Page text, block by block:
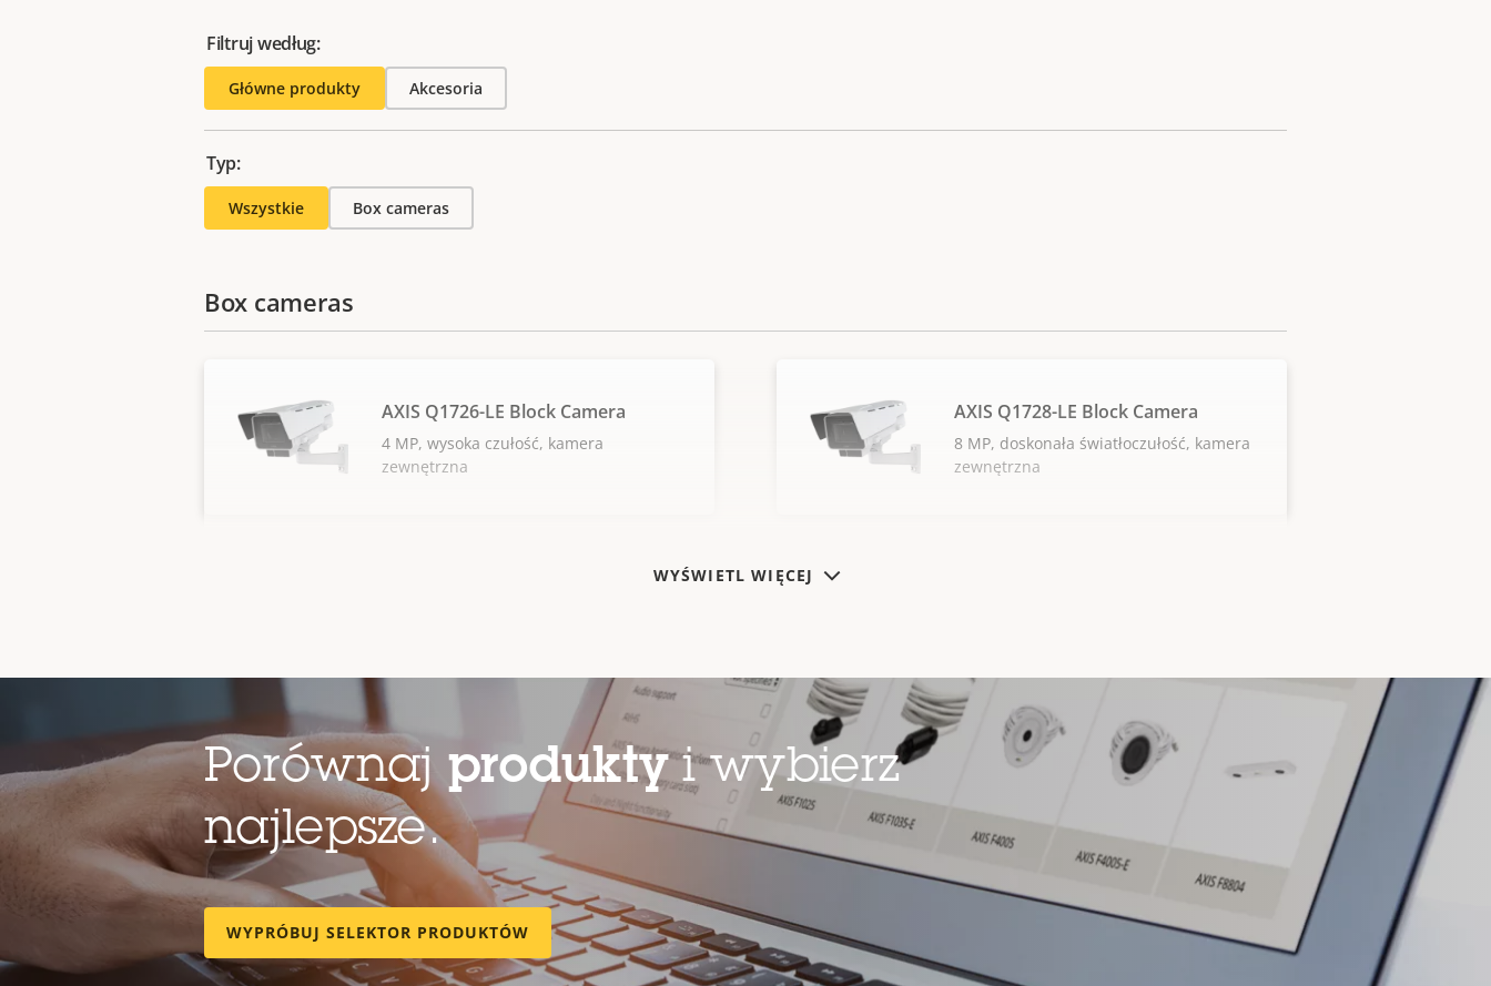
Filtruj według:
Główne produkty Akcesoria
Typ:
Wszystkie Box cameras
WYŚWIETL WIĘCEJ
Box cameras
AXIS Q1726-LE Block Camera
4 MP, wysoka czułość, kamera
zewnętrzna
AXIS Q1728-LE Block Camera
8 MP, doskonała światłoczułość, kamera
zewnętrzna
Porównaj produktyi wybierz
najlepsze.
WYPRÓBUJ SELEKTOR PRODUKTÓW